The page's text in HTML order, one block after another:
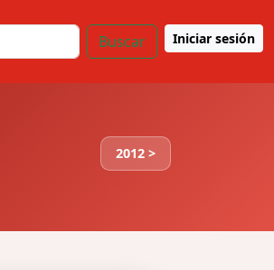
Buscar Iniciar sesión
2012 >